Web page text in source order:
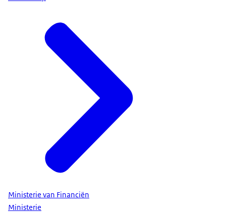
Ministerie van Financiën
Ministerie